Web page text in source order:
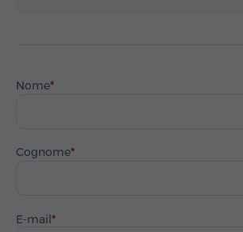
Nome
Cognome
E-mail